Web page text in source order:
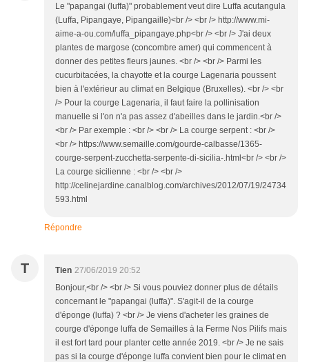
Le "papangai (luffa)" probablement veut dire Luffa acutangula
(Luffa, Pipangaye, Pipangaille)<br /> <br /> http://www.mi-
aime-a-ou.com/luffa_pipangaye.php<br /> <br /> J'ai deux
plantes de margose (concombre amer) qui commencent à
donner des petites fleurs jaunes. <br /> <br /> Parmi les
cucurbitacées, la chayotte et la courge Lagenaria poussent
bien à l'extérieur au climat en Belgique (Bruxelles). <br /> <br
/> Pour la courge Lagenaria, il faut faire la pollinisation
manuelle si l'on n'a pas assez d'abeilles dans le jardin.<br />
<br /> Par exemple : <br /> <br /> La courge serpent : <br />
<br /> https://www.semaille.com/gourde-calbasse/1365-
courge-serpent-zucchetta-serpente-di-sicilia-.html<br /> <br />
La courge sicilienne : <br /> <br />
http://celinejardine.canalblog.com/archives/2012/07/19/24734
593.html
Répondre
T Tien 27/06/2019 20:52
Bonjour,<br /> <br /> Si vous pouviez donner plus de détails
concernant le "papangai (luffa)". S'agit-il de la courge
d'éponge (luffa) ? <br /> Je viens d'acheter les graines de
courge d'éponge luffa de Semailles à la Ferme Nos Pilifs mais
il est fort tard pour planter cette année 2019. <br /> Je ne sais
pas si la courge d'éponge luffa convient bien pour le climat en